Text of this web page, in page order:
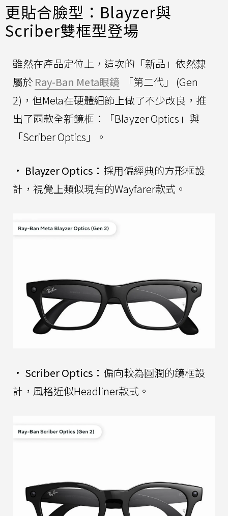
更貼合臉型：Blayzer與
Scriber雙框型登場
雖然在產品定位上，這次的「新品」依然隸
屬於 Ray-Ban Meta眼鏡
「第二代」 (Gen
2)，但Meta在硬體細節上做了不少改良，推
出了兩款全新鏡框：「Blayzer Optics」與
「Scriber Optics」。
• Blayzer Optics： 採用偏經典的方形框設
計，視覺上類似現有的Wayfarer款式。
• Scriber Optics： 偏向較為圓潤的鏡框設
計，風格近似Headliner款式。